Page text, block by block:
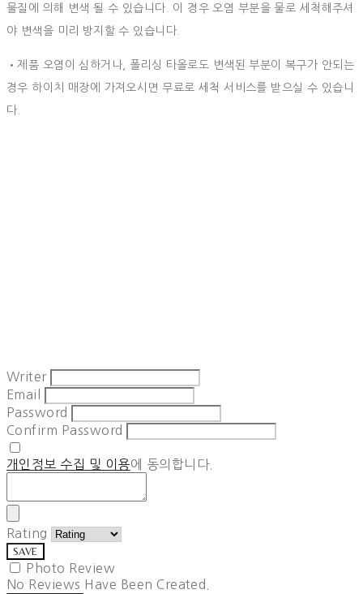
물질에 의해 변색 될 수 있습니다. 이 경우 오염 부분을 물로 세척해주셔
야 변색을 미리 방지할 수 있습니다.
•제품 오염이 심하거나, 폴리싱 타올로도 변색된 부분이 복구가 안되는
경우 하이치 매장에 가져오시면 무료로 세척 서비스를 받으실 수 있습니
다.
Writer
Email
Password
Confirm Password
개인정보 수집 및 이용에 동의합니다.
Rating
SAVE
Photo Review
No Reviews Have Been Created.